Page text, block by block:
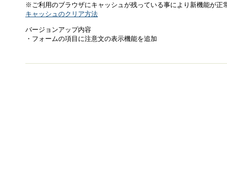
※ご利用のブラウザにキャッシュが残っている事により新機能が正
キャッシュのクリア方法
バージョンアップ内容
・フォームの項目に注意文の表示機能を追加